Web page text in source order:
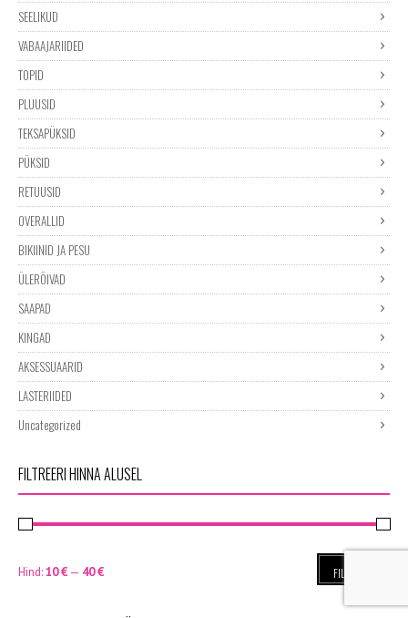
SEELIKUD
VABAAJARIIDED
TOPID
PLUUSID
TEKSAPÜKSID
PÜKSID
RETUUSID
OVERALLID
BIKIINID JA PESU
ÜLERÕIVAD
SAAPAD
KINGAD
AKSESSUAARID
LASTERIIDED
Uncategorized
FILTREERI HINNA ALUSEL
Minimaalne
Maksimaalne
FILTREERI
Hind:10 € — 40 €